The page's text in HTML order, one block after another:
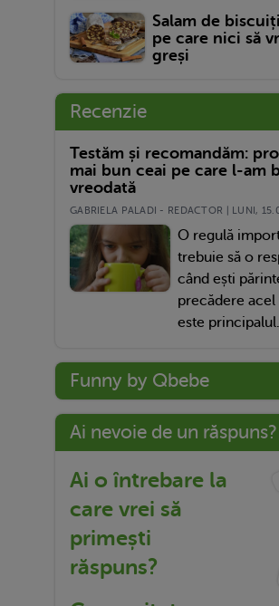
Salam de
pe care nici să
greși
Recenzie
Testăm și recomandăm:
mai bun ceai pe care l-am
vreodată
GABRIELA PALADI - REDACTOR | LUNI,
O regulă
trebuie să o
când ești
precădere
este
Funny by Qbebe
Ai nevoie de un răspuns?
Ai o întrebare la
care vrei să
primești
răspuns?